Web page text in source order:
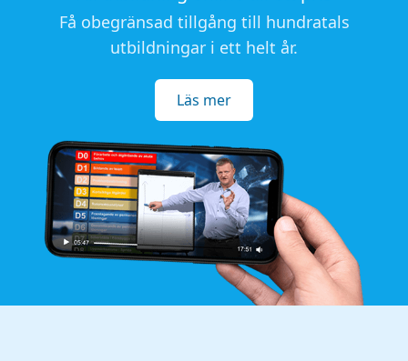
Få obegränsad tillgång till hundratals
utbildningar i ett helt år.
Läs mer